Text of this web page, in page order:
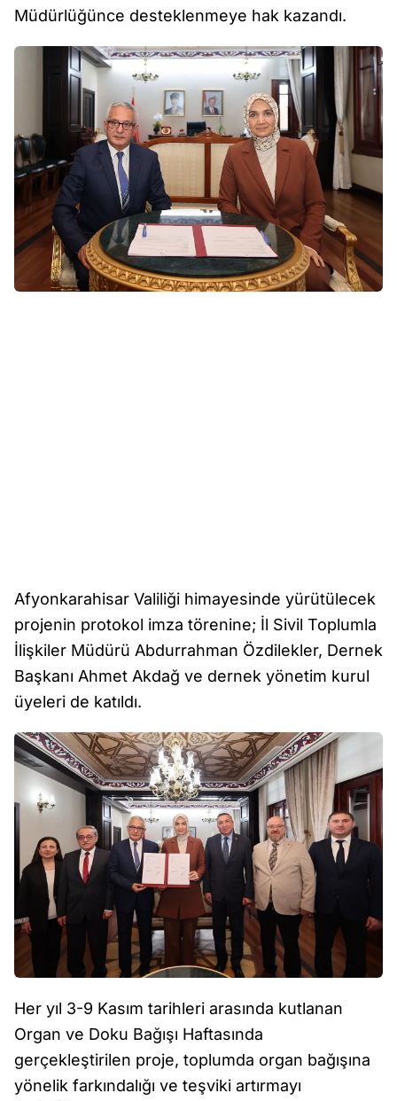
Müdürlüğünce desteklenmeye hak kazandı.
Afyonkarahisar Valiliği himayesinde yürütülecek
projenin protokol imza törenine; İl Sivil Toplumla
İlişkiler Müdürü Abdurrahman Özdilekler, Dernek
Başkanı Ahmet Akdağ ve dernek yönetim kurul
üyeleri de katıldı.
Her yıl 3-9 Kasım tarihleri arasında kutlanan
Organ ve Doku Bağışı Haftasında
gerçekleştirilen proje, toplumda organ bağışına
yönelik farkındalığı ve teşviki artırmayı